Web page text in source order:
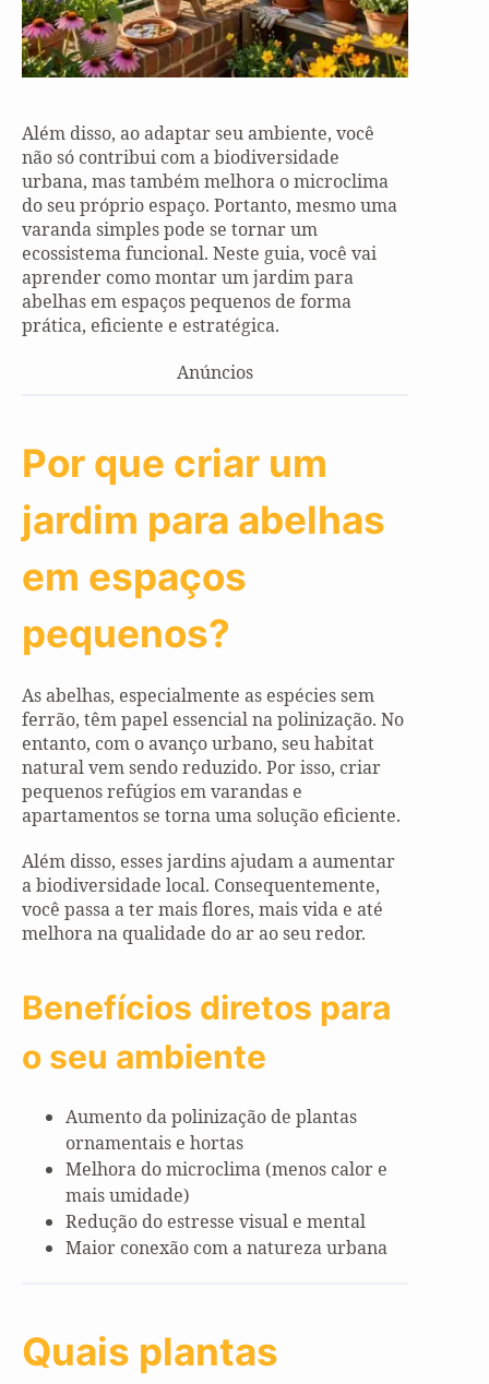
Além disso, ao adaptar seu ambiente, você
não só contribui com a biodiversidade
urbana, mas também melhora o microclima
do seu próprio espaço. Portanto, mesmo uma
varanda simples pode se tornar um
ecossistema funcional. Neste guia, você vai
aprender como montar um jardim para
abelhas em espaços pequenos de forma
prática, eficiente e estratégica.
Anúncios
Por que criar um
jardim para abelhas
em espaços
pequenos?
As abelhas, especialmente as espécies sem
ferrão, têm papel essencial na polinização. No
entanto, com o avanço urbano, seu habitat
natural vem sendo reduzido. Por isso, criar
pequenos refúgios em varandas e
apartamentos se torna uma solução eficiente.
Além disso, esses jardins ajudam a aumentar
a biodiversidade local. Consequentemente,
você passa a ter mais flores, mais vida e até
melhora na qualidade do ar ao seu redor.
Benefícios diretos para
o seu ambiente
Aumento da polinização de plantas
ornamentais e hortas
Melhora do microclima (menos calor e
mais umidade)
Redução do estresse visual e mental
Maior conexão com a natureza urbana
Quais plantas